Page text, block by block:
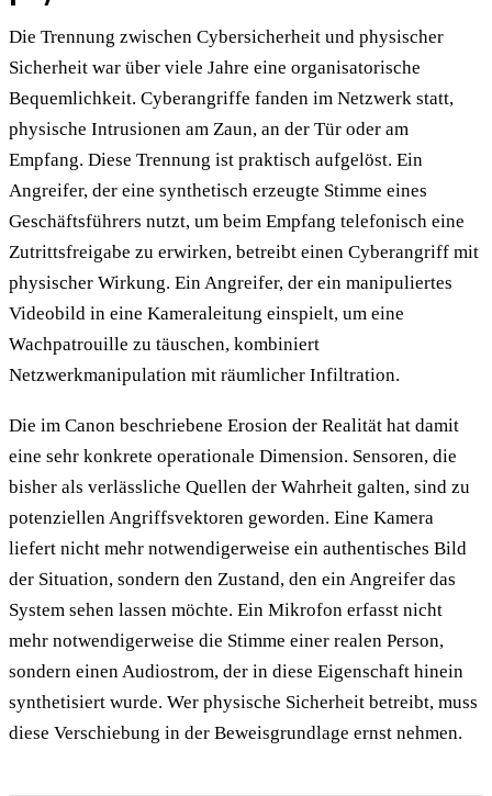
Die Trennung zwischen Cybersicherheit und physischer
Sicherheit war über viele Jahre eine organisatorische
Bequemlichkeit. Cyberangriffe fanden im Netzwerk statt,
physische Intrusionen am Zaun, an der Tür oder am
Empfang. Diese Trennung ist praktisch aufgelöst. Ein
Angreifer, der eine synthetisch erzeugte Stimme eines
Geschäftsführers nutzt, um beim Empfang telefonisch eine
Zutrittsfreigabe zu erwirken, betreibt einen Cyberangriff mit
physischer Wirkung. Ein Angreifer, der ein manipuliertes
Videobild in eine Kameraleitung einspielt, um eine
Wachpatrouille zu täuschen, kombiniert
Netzwerkmanipulation mit räumlicher Infiltration.
Die im Canon beschriebene Erosion der Realität hat damit
eine sehr konkrete operationale Dimension. Sensoren, die
bisher als verlässliche Quellen der Wahrheit galten, sind zu
potenziellen Angriffsvektoren geworden. Eine Kamera
liefert nicht mehr notwendigerweise ein authentisches Bild
der Situation, sondern den Zustand, den ein Angreifer das
System sehen lassen möchte. Ein Mikrofon erfasst nicht
mehr notwendigerweise die Stimme einer realen Person,
sondern einen Audiostrom, der in diese Eigenschaft hinein
synthetisiert wurde. Wer physische Sicherheit betreibt, muss
diese Verschiebung in der Beweisgrundlage ernst nehmen.